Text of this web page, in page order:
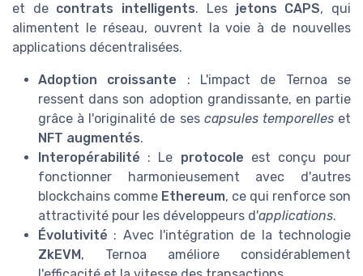
et de contrats intelligents. Les jetons CAPS, qui
alimentent le réseau, ouvrent la voie à de nouvelles
applications décentralisées.
Adoption croissante : L'impact de Ternoa se
ressent dans son adoption grandissante, en partie
grâce à l'originalité de ses capsules temporelleset
NFT augmentés.
Interopérabilité : Le protocole est conçu pour
fonctionner harmonieusement avec d'autres
blockchains comme Ethereum, ce qui renforce son
attractivité pour les développeurs d'applications.
Évolutivité : Avec l'intégration de la technologie
ZkEVM, Ternoa améliore considérablement